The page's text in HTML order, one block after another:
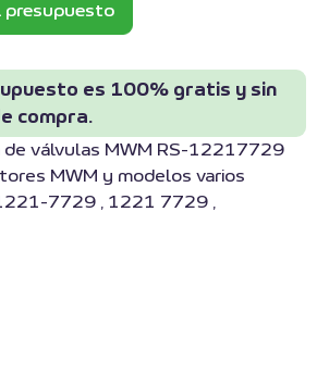
presupuesto
es 100% gratis y sin
compra.
de válvulas MWM RS-12217729
MWM y modelos varios
7729 , 1221 7729 ,